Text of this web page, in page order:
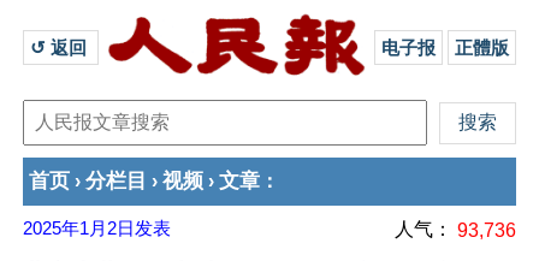
↺ 返回 电子报 正體版
首页 › 分栏目 › 视频 › 文章 ：
2025年1月2日 发表 人气： 93,736